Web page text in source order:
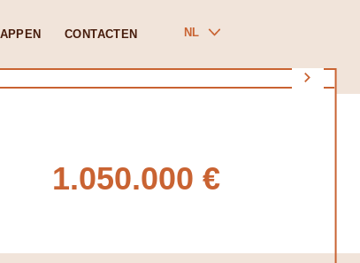
CONTACTEN NL
1.050.000 €